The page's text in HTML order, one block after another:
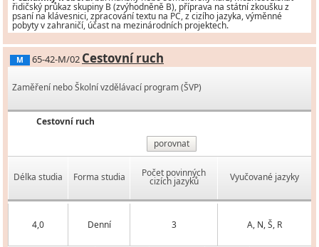
řidičský průkaz skupiny B (zvýhodněně B), příprava na státní zkoušku z
psaní na klávesnici, zpracování textu na PC, z cizího jazyka, výměnné
pobyty v zahraničí, účast na mezinárodních projektech.
M 65-42-M/02 Cestovní ruch
Zaměření nebo Školní vzdělávací program (ŠVP)
Cestovní ruch
porovnat
Délka studia Forma studia Počet povinných
cizích jazyků Vyučované jazyky
4,0 Denní 3 A, N, Š, R